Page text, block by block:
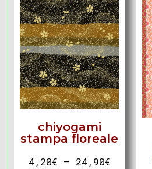
chiyogami
stampa floreale
4,20€ – 24,90€